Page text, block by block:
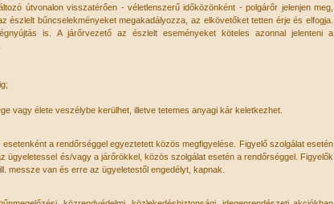
útvonalon visszatérően - véletlenszerű időközönként - polgárőr jelenjen meg,
észlelt bűncselekményeket megakadályozza, az elkövetőket tetten érje és elfogja.
is. A járőrvezető az észlelt eseményeket köteles azonnal jelenteni a
vagy élete veszélybe kerülhet, illetve tetemes anyagi kár keletkezhet.
a rendőrséggel egyeztetett közös megfigyelése. Figyelő szolgálat esetén
ügyeletessel és/vagy a járőrökkel, közös szolgálat esetén a rendőrséggel. Figyelők
messze van és erre az ügyeletestől engedélyt, kapnak.